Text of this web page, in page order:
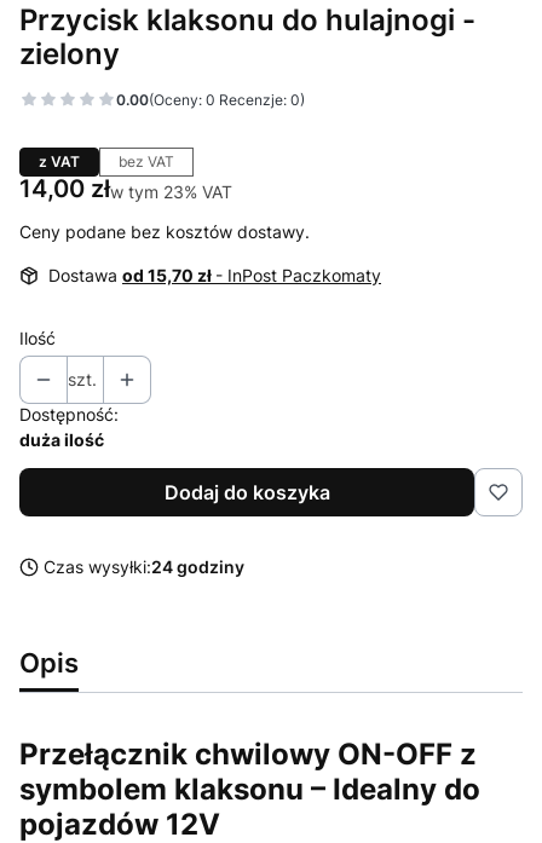
Przycisk klaksonu do hulajnogi -
zielony
0.00(Oceny: 0 Recenzje: 0)
z VAT bez VAT
Cena
14,00 złw tym 23% VAT
w tym 23% VAT
Ceny podane bez kosztów dostawy.
Dostawa od 15,70 zł - InPost Paczkomaty
Ilość
szt.
Dostępność:
duża ilość
Dodaj do koszyka
Czas wysyłki:24 godziny
Opis
Przełącznik chwilowy ON-OFF z
symbolem klaksonu – Idealny do
pojazdów 12V